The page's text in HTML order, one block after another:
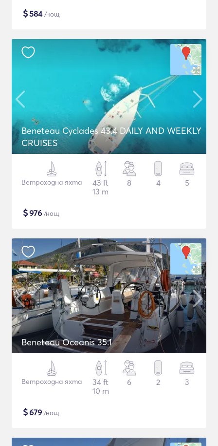
$584/нощ
Beneteau Cyclades 43.4 DAILY AND WEEKLY
CRUISES
Ветроходна яхта
43 ft
13 m
8 4 5
$976 /нощ
Beneteau Oceanis 35.1
Ветроходна яхта
34 ft
10 m
6 2 3
$679 /нощ